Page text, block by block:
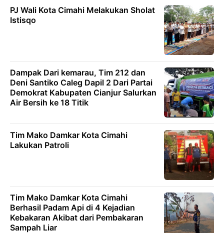
PJ Wali Kota Cimahi Melakukan Sholat
Istisqo
Dampak Dari kemarau, Tim 212 dan
Deni Santiko Caleg Dapil 2 Dari Partai
Demokrat Kabupaten Cianjur Salurkan
Air Bersih ke 18 Titik
Tim Mako Damkar Kota Cimahi
Lakukan Patroli
Tim Mako Damkar Kota Cimahi
Berhasil Padam Api di 4 Kejadian
Kebakaran Akibat dari Pembakaran
Sampah Liar